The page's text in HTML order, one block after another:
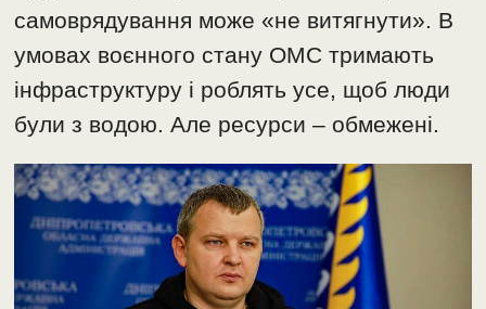
самоврядування може «не витягнути». В
умовах воєнного стану ОМС тримають
інфраструктуру і роблять усе, щоб люди
були з водою. Але ресурси – обмежені.